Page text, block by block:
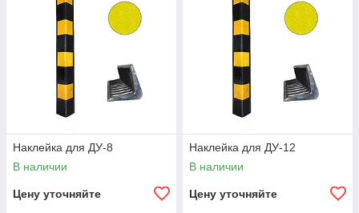
Наклейка для ДУ-8
В наличии
Цену уточняйте
Наклейка для ДУ-12
В наличии
Цену уточняйте